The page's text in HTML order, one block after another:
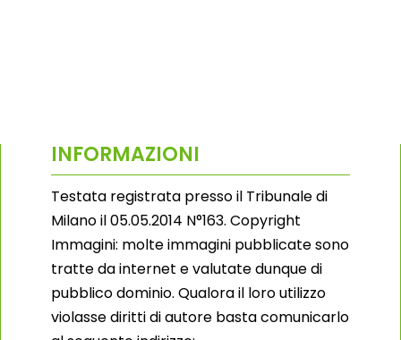
INFORMAZIONI
Testata registrata presso il Tribunale di
Milano il 05.05.2014 N°163. Copyright
Immagini: molte immagini pubblicate sono
tratte da internet e valutate dunque di
pubblico dominio. Qualora il loro utilizzo
violasse diritti di autore basta comunicarlo